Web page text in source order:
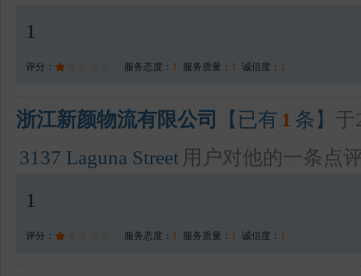
1
评分： 服务态度： 1 服务质量： 1 诚信度： 1
浙江新颜物流有限公司 【已有 1 条】 于
3137 Laguna Street 用户对他的一条点
1
评分： 服务态度： 1 服务质量： 1 诚信度： 1